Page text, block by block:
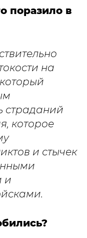
поразило в
на
страданий
которое
и стычек
и